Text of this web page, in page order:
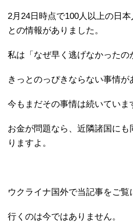
2月24日時点で100人以上の日
との情報がありました。
私は「なぜ早く逃げなかったの
きっとのっぴきならない事情が
今もまだその事情は続いていま
お金が問題なら、近隣諸国にも
りますよ。
ウクライナ国外で当記事をご覧
行くのは今ではありません。